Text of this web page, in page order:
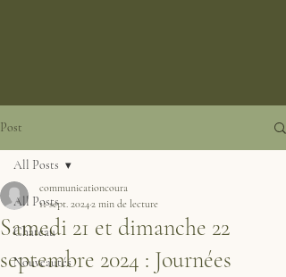
Post
All Posts
Château
Nouveautés
All Posts
Samedi 21 et dimanche 22
septembre 2024 : Journées
communicationcoura
11 sept. 20242 min de lecture